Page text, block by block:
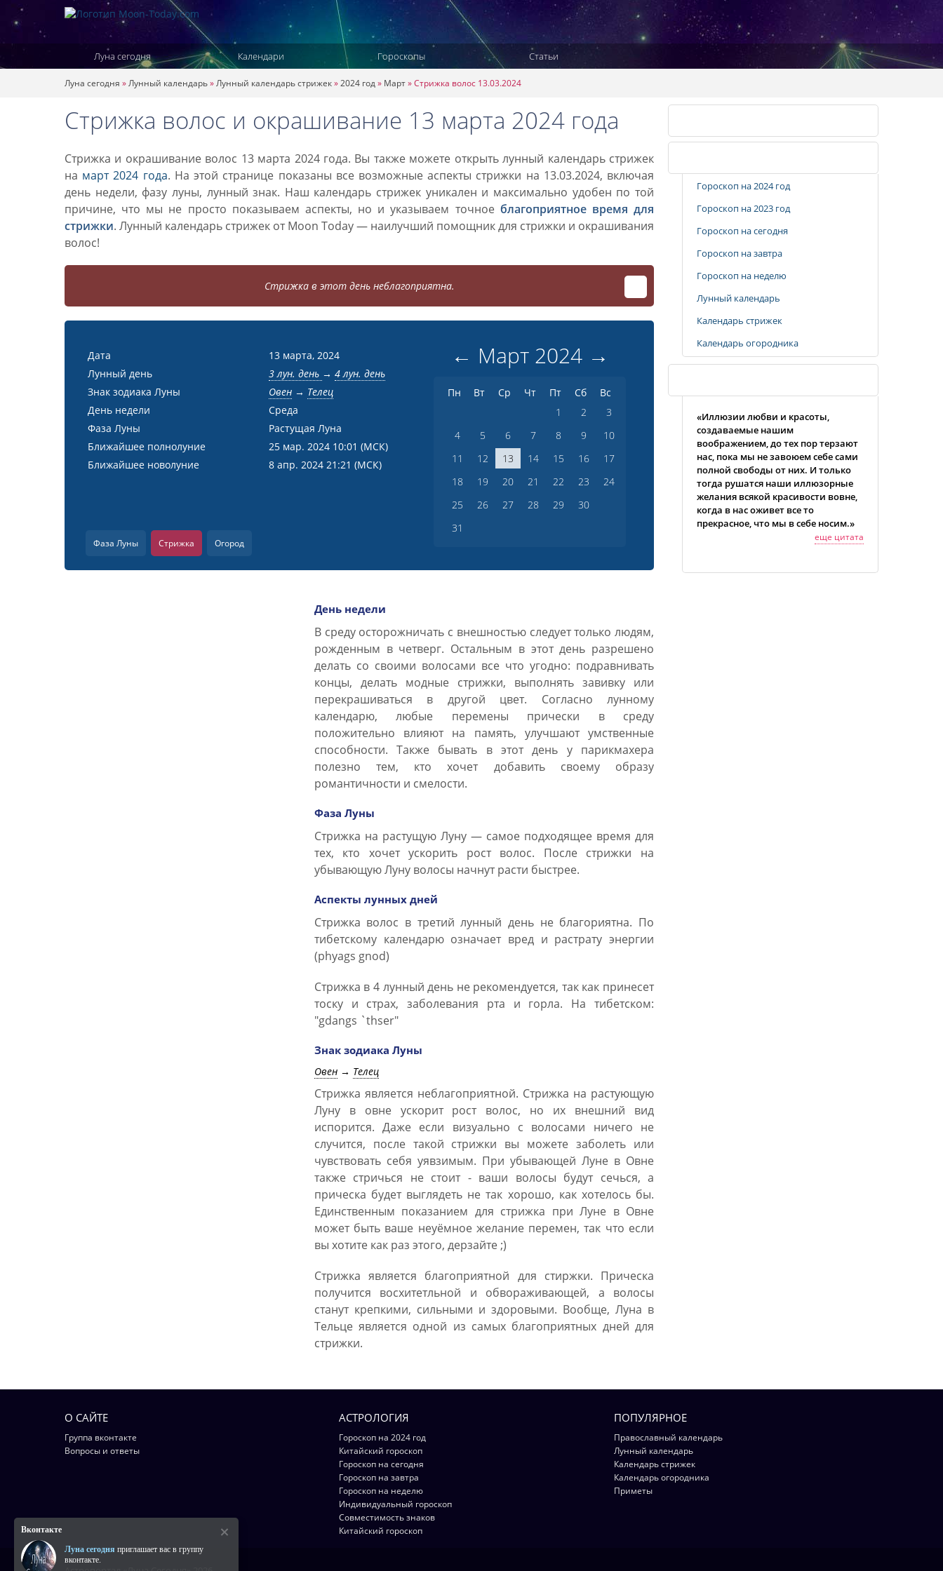
Луна сегодня Календари Гороскопы Статьи
Луна сегодня »Лунный календарь»Лунный календарь стрижек»2024 год» Март»Стрижка волос 13.03.2024
Стрижка волос и окрашивание 13 марта 2024 года
Стрижка и окрашивание волос 13 марта 2024 года. Вы также можете открыть лунный календарь стрижек
на март 2024 года. На этой странице показаны все возможные аспекты стрижки на 13.03.2024, включая
день недели, фазу луны, лунный знак. Наш календарь стрижек уникален и максимально удобен по той
причине, что мы не просто показываем аспекты, но и указываем точное благоприятное время для
стрижки. Лунный календарь стрижек от Moon Today — наилучший помощник для стрижки и окрашивания
волос!
Стрижка в этот день неблагоприятна.
Дата
13 марта, 2024
Лунный день
3 лун. день → 4 лун. день
Знак зодиака Луны
Овен→ Телец
День недели
Среда
Фаза Луны
Растущая Луна
Ближайшее полнолуние
25 мар. 2024 10:01 (МСК)
Ближайшее новолуние
8 апр. 2024 21:21 (МСК)
← Март 2024 →
Пн Вт Ср Чт Пт Сб
Вс
1
2
3
4
5 6 7 8 9
10
11
12 13 14 15 16
17
18
19 20 21 22 23
24
25
26 27 28 29
30
31
Фаза Луны Стрижка Огород
День недели
В среду осторожничать с внешностью следует только людям,
рожденным в четверг. Остальным в этот день разрешено
делать со своими волосами все что угодно: подравнивать
концы, делать модные стрижки, выполнять завивку или
перекрашиваться в другой цвет. Согласно лунному
календарю, любые перемены прически в среду
положительно влияют на память, улучшают умственные
способности. Также бывать в этот день у парикмахера
полезно тем, кто хочет добавить своему образу
романтичности и смелости.
Фаза Луны
Стрижка на растущую Луну — самое подходящее время для
тех, кто хочет ускорить рост волос. После стрижки на
убывающую Луну волосы начнут расти быстрее.
Аспекты лунных дней
Стрижка волос в третий лунный день не благориятна. По
тибетскому календарю означает вред и растрату энергии
(phyags gnod)
Стрижка в 4 лунный день не рекомендуется, так как принесет
тоску и страх, заболевания рта и горла. На тибетском:
"gdangs `thser"
Знак зодиака Луны
Овен→ Телец
Стрижка является неблагоприятной. Стрижка на растующую
Луну в овне ускорит рост волос, но их внешний вид
испорится. Даже если визуально с волосами ничего не
случится, после такой стрижки вы можете заболеть или
чувствовать себя уявзимым. При убывающей Луне в Овне
также стричься не стоит - ваши волосы будут сечься, а
прическа будет выглядеть не так хорошо, как хотелось бы.
Единственным показанием для стрижка при Луне в Овне
может быть ваше неуёмное желание перемен, так что если
вы хотите как раз этого, дерзайте ;)
Стрижка является благоприятной для стиржки. Прическа
получится восхитетльной и обвораживающей, а волосы
станут крепкими, сильными и здоровыми. Вообще, Луна в
Тельце является одной из самых благоприятных дней для
стрижки.
Гороскоп на 2024 год
Гороскоп на 2023 год
Гороскоп на сегодня
Гороскоп на завтра
Гороскоп на неделю
Лунный календарь
Календарь стрижек
Календарь огородника
«Иллюзии любви и красоты,
создаваемые нашим
воображением, до тех пор терзают
нас, пока мы не завоюем себе сами
полной свободы от них. И только
тогда рушатся наши иллюзорные
желания всякой красивости вовне,
когда в нас оживет все то
прекрасное, что мы в себе носим.»
еще цитата
О САЙТЕ
Группа вконтакте
Вопросы и ответы
АСТРОЛОГИЯ
Гороскоп на 2024 год
Китайский гороскоп
Гороскоп на сегодня
Гороскоп на завтра
Гороскоп на неделю
Индивидуальный гороскоп
Совместимость знаков
Китайский гороскоп
ПОПУЛЯРНОЕ
Православный календарь
Лунный календарь
Календарь стрижек
Календарь огородника
Приметы
Вконтакте
Луна сегодня приглашает вас в группу
вконтакте.